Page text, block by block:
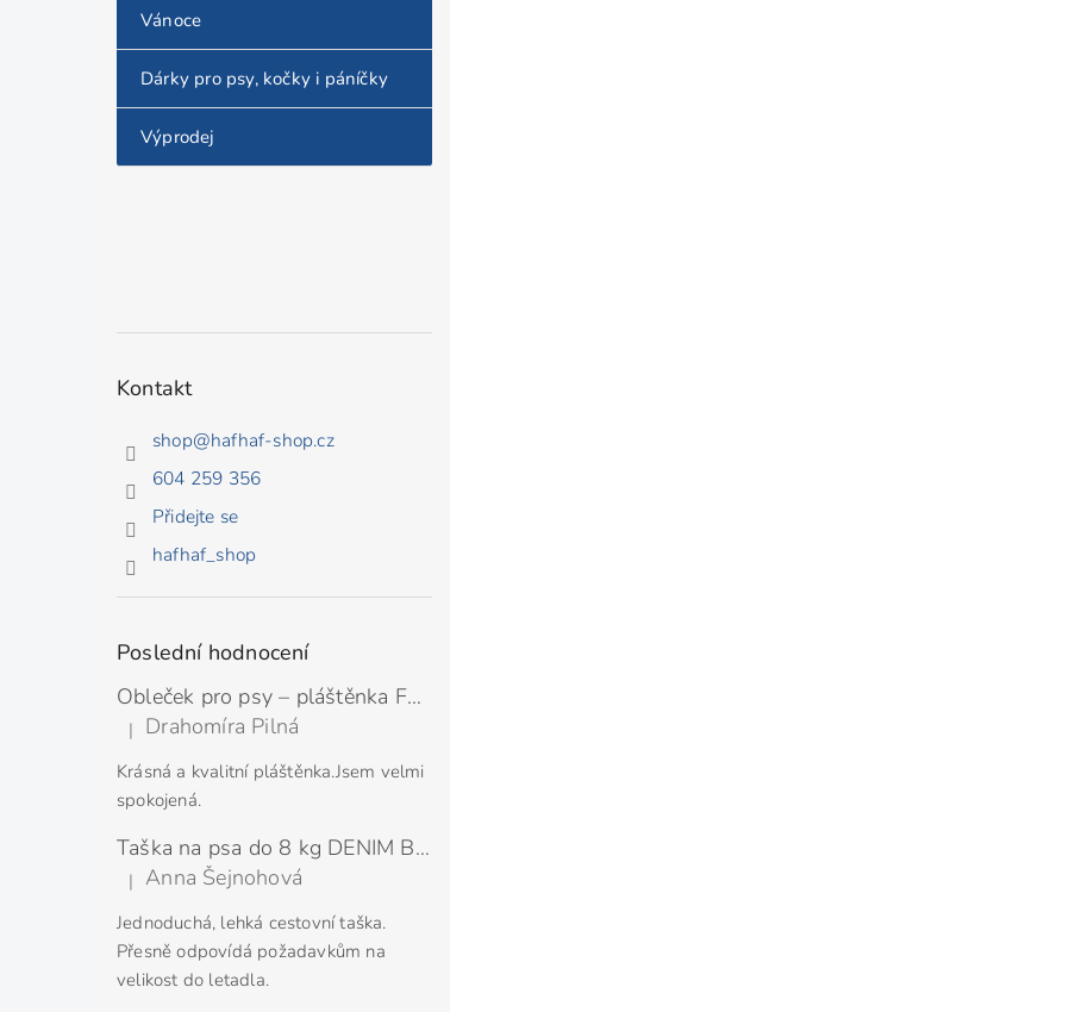
Vánoce
Dárky pro psy, kočky i páníčky
Výprodej
Kontakt
shop@hafhaf-shop.cz
604 259 356
Přidejte se
hafhaf_shop
Poslední hodnocení
Obleček pro psy – pláštěnka FMD SILVER
Hodnocení produktu je 5 z 5 hvězdiček.
| Drahomíra Pilná
Krásná a kvalitní pláštěnka.Jsem velmi
spokojená.
Taška na psa do 8 kg DENIM BLUE
Hodnocení produktu je 5 z 5 hvězdiček.
| Anna Šejnohová
Jednoduchá, lehká cestovní taška.
Přesně odpovídá požadavkům na
velikost do letadla.